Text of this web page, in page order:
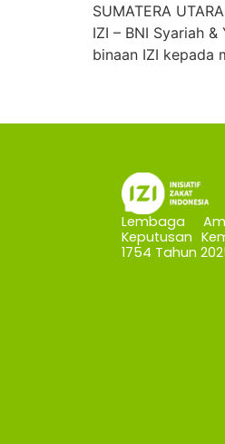
SUMATERA
IZI – BNI Syariah
binaan IZI kepada
Lembaga
Keputusan
1754 Tahun